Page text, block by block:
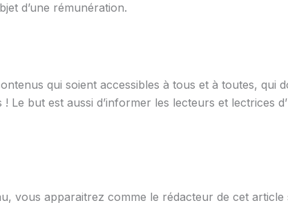
d’une rémunération.
qui soient accessibles à tous et à toutes, qui
Le but est aussi d’informer les lecteurs et lectrices
vous apparaitrez comme le rédacteur de cet